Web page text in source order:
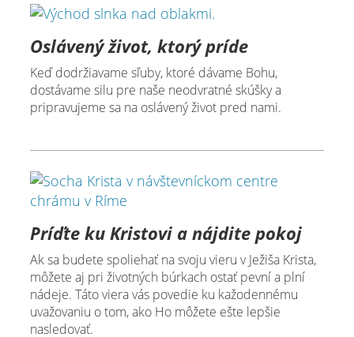
Oslávený život, ktorý príde
Keď dodržiavame sľuby, ktoré dávame Bohu,
dostávame silu pre naše neodvratné skúšky a
pripravujeme sa na oslávený život pred nami.
Príďte ku Kristovi a nájdite pokoj
Ak sa budete spoliehať na svoju vieru v Ježiša Krista,
môžete aj pri životných búrkach ostať pevní a plní
nádeje. Táto viera vás povedie ku kažodennému
uvažovaniu o tom, ako Ho môžete ešte lepšie
nasledovať.